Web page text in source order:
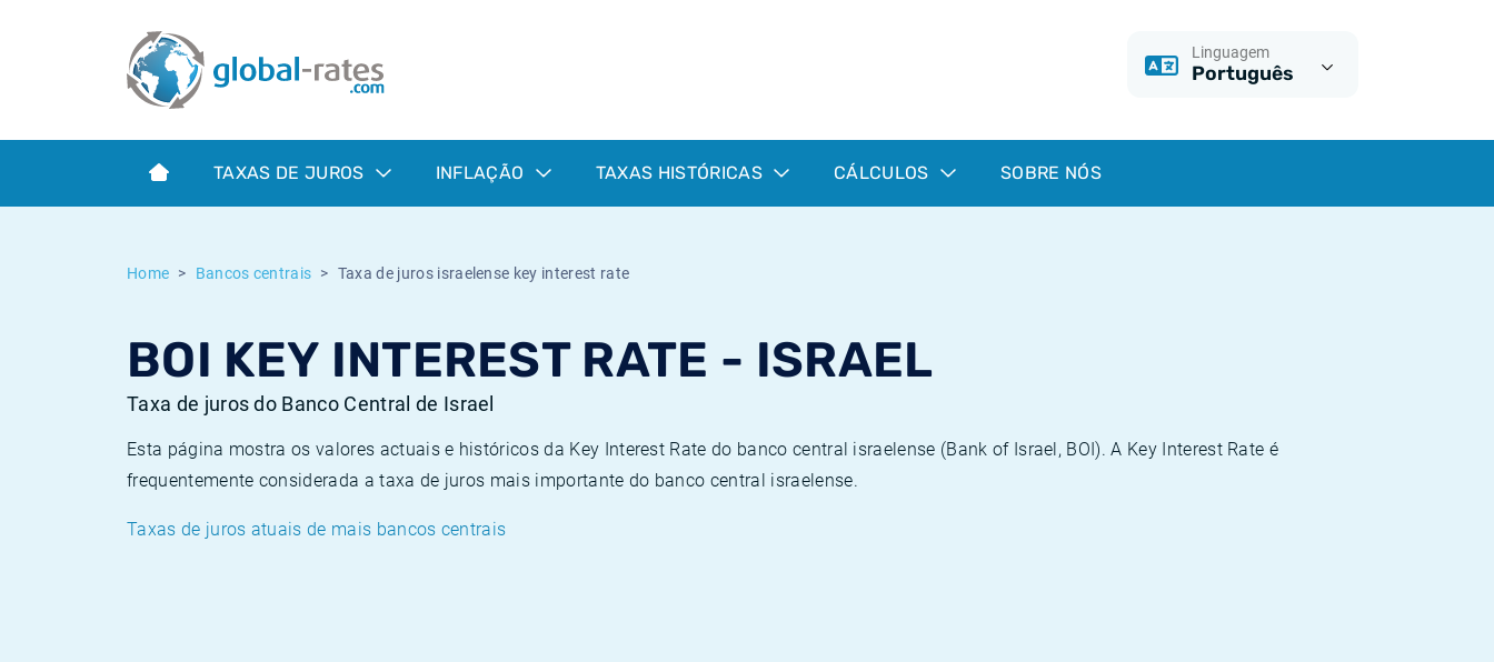
Linguagem
Português
TAXAS DE JUROS INFLAÇÃO TAXAS HISTÓRICAS CÁLCULOS SOBRE NÓS
Home Bancos centrais Taxa de juros israelense key interest rate
BOI KEY INTEREST RATE - ISRAEL
Taxa de juros do Banco Central de Israel
Esta página mostra os valores actuais e históricos da Key Interest Rate do banco central israelense (Bank of Israel, BOI). A Key Interest Rate é
frequentemente considerada a taxa de juros mais importante do banco central israelense.
Taxas de juros atuais de mais bancos centrais
Term SOFR
O que é a inflação do IPC?
O que é a inflação do IHPC?
Inflação Portugal
Taxas Euribor históricas
Taxas ESTER históricas
Taxas de inflação históricas
Calculadora de inflação